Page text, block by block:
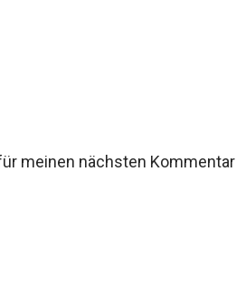
meinen nächsten Kommentar